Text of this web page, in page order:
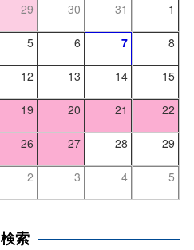
29 30 31 1
5 6 7 8
12 13 14 15
19 20 21 22
26 27 28 29
2 3 4 5
検索